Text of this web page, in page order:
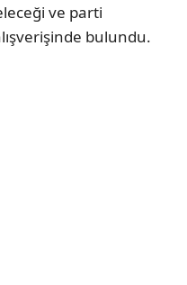
ve parti
bulundu.